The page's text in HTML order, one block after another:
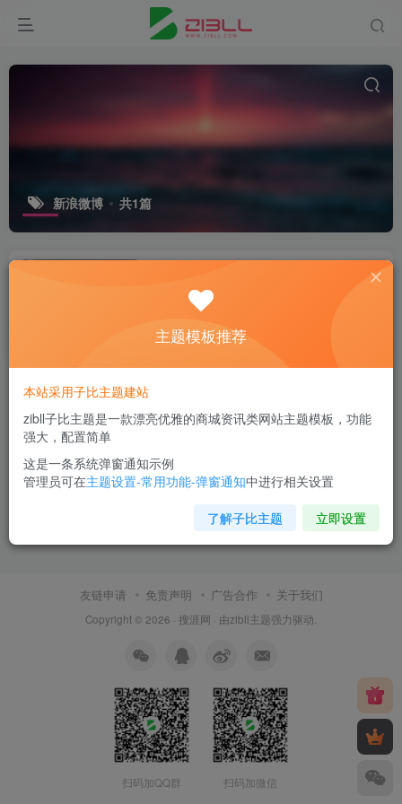
新浪微博 共1篇
微资讯
4年前
友链申请 免责声明 广告合作 关于我们
Copyright © 2026 · 搜涯网 · 由zibll主题强力驱动.
扫码加QQ群 扫码加微信
主题模板推荐
本站采用子比主题建站
zibll子比主题是一款漂亮优雅的商城资讯类网站主题模板，功能
强大，配置简单
这是一条系统弹窗通知示例
管理员可在主题设置-常用功能-弹窗通知中进行相关设置
了解子比主题 立即设置